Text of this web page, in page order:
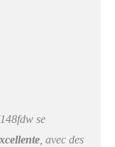
se
, avec des